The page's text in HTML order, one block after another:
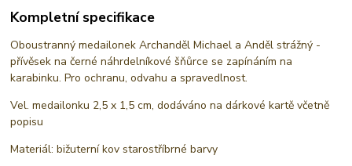
Kompletní specifikace
Oboustranný medailonek Archanděl Michael a Anděl strážný -
přívěsek na černé náhrdelníkové šňůrce se zapínáním na
karabinku. Pro ochranu, odvahu a spravedlnost.
Vel. medailonku 2,5 x 1,5 cm, dodáváno na dárkové kartě včetně
popisu
Materiál: bižuterní kov starostříbrné barvy